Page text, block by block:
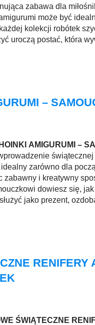
zabawa dla
może być
kolekcji robótek
uroczą postać, która
–
AMIGURUMI –
idealny zarówno dla
zabawny i kreatywny
dowiesz się,
jako prezent,
RENIFERY
ŚWIĄTECZNE